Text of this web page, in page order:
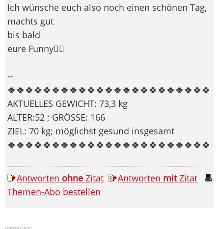
Ich wünsche euch also noch einen schönen Tag,
machts gut
bis bald
eure Funny🙋‍♀️
--
🍀🍀🍀🍀🍀🍀🍀🍀🍀🍀🍀🍀🍀🍀🍀🍀🍀🍀🍀🍀🍀🍀🍀
AKTUELLES GEWICHT: 73,3 kg
ALTER:52 ; GRÖSSE: 166
ZIEL: 70 kg; möglichst gesund insgesamt
🍀🍀🍀🍀🍀🍀🍀🍀🍀🍀🍀🍀🍀🍀🍀🍀🍀🍀🍀🍀🍀🍀🍀
Antworten ohne Zitat Antworten mitZitat
Themen-Abo bestellen